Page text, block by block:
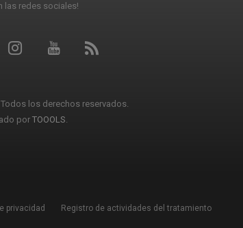
las redes sociales!
los derechos reservados.
porTOOOLS.
privacidad Registro de actividades del tratamiento